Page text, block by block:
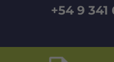
+54 9